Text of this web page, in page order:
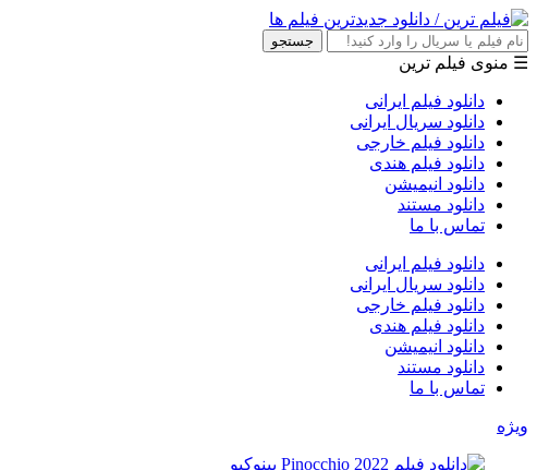
جستجو
☰ منوی فیلم ترین
دانلود فیلم ایرانی
دانلود سریال ایرانی
دانلود فیلم خارجی
دانلود فیلم هندی
دانلود انیمیشن
دانلود مستند
تماس با ما
دانلود فیلم ایرانی
دانلود سریال ایرانی
دانلود فیلم خارجی
دانلود فیلم هندی
دانلود انیمیشن
دانلود مستند
تماس با ما
ویژه